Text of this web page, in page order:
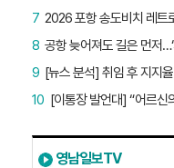
7
8
9
10
영남일보TV